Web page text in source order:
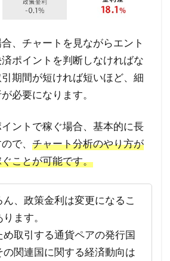
、チャートを見ながらエント
ポイントを判断しなければな
期間が短ければ短いほど、細
必要になります。
ントで稼ぐ場合、基本的に長
で、 チャート分析のやり方が
ことが可能です。
ん、政策金利は変更になるこ
ます。
め取引する通貨ペアの発行国
の関連国に関する経済動向は